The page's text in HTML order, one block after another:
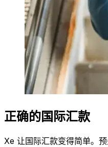
正确的国际汇款
Xe 让国际汇款变得简单。